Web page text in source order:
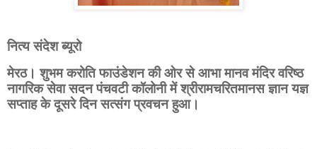
नित्य संदेश ब्यूरो
मेरठ। शुभम करोति फाउंडेशन की ओर से आभा मानव मंदिर वरिष्ठ
नागरिक सेवा सदन पंचवटी कॉलोनी में श्रीरामचरितमानस ज्ञान यज्ञ
सप्ताह के दूसरे दिन सत्संग प्रवचन हुआ।